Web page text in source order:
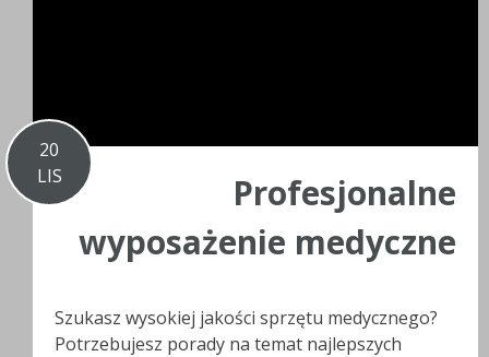
20
LIS
Profesjonalne
wyposażenie medyczne
Szukasz wysokiej jakości sprzętu medycznego?
Potrzebujesz porady na temat najlepszych